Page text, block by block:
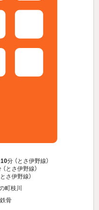
10分 （とさ伊野線）
（とさ伊野線）
とさ伊野線）
町枝川
骨